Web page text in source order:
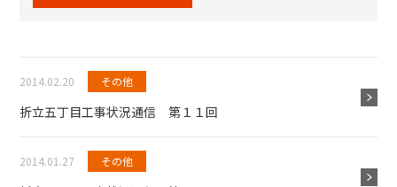
2014.02.20 その他
折立五丁目工事状況通信 第１１回
2014.01.27 その他